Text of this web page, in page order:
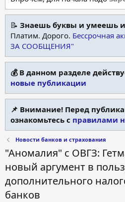
📝 Знаешь буквы и умеешь
Платим. Дорого. Бессрочная
ЗА СООБЩЕНИЯ"
💰 В данном разделе
новые публикации
📌 Внимание! Перед
ознакомьтесь с правилами
Новости банков и страхования
"Аномалия" с ОВГЗ:
новый аргумент в
дополнительного
банков